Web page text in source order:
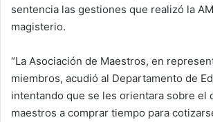
sentencia las gestiones que realizó la
magisterio.
“La Asociación de Maestros, en
miembros, acudió al Departamento de
intentando que se les orientara sobre el
maestros a comprar tiempo para